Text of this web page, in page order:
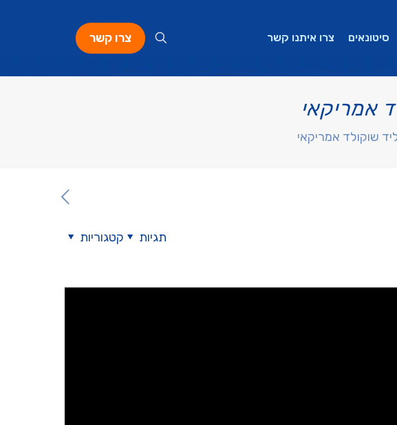
סיטונאים צרו איתנו קשר צרו קשר
אמריקאי
שוקולד אמריקאי
קטגוריות תגיות